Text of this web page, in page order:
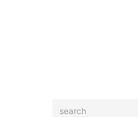
search